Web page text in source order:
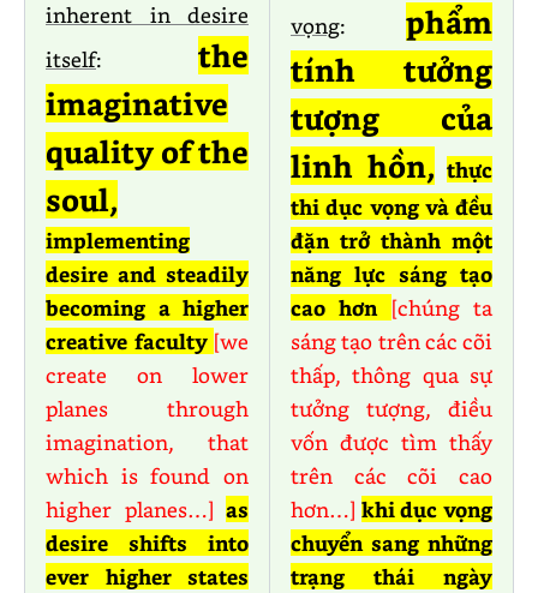
inherent in desire
itself: the
imaginative
quality of the
soul,
implementing
desire and steadily
becoming a higher
creative faculty [we
create on lower
planes through
imagination, that
which is found on
higher planes…] as
desire shifts into
ever higher states
vọng: phẩm
tính tưởng
tượng của
linh hồn, thực
thi dục vọng và đều
đặn trở thành một
năng lực sáng tạo
cao hơn [chúng ta
sáng tạo trên các cõi
thấp, thông qua sự
tưởng tượng, điều
vốn được tìm thấy
trên các cõi cao
hơn…] khi dục vọng
chuyển sang những
trạng thái ngày